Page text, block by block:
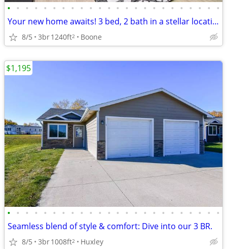
• • • • • • • • • • • • • • • • • • • • • • • •
Your new home awaits! 3 bed, 2 bath in a stellar location.
8/5 3br1240ft2 Boone
• • • • • • • • • • • • • • • • • • • • • • • •
Seamless blend of style & comfort: Dive into our 3 BR.
8/5 3br1008ft2 Huxley
$1,195